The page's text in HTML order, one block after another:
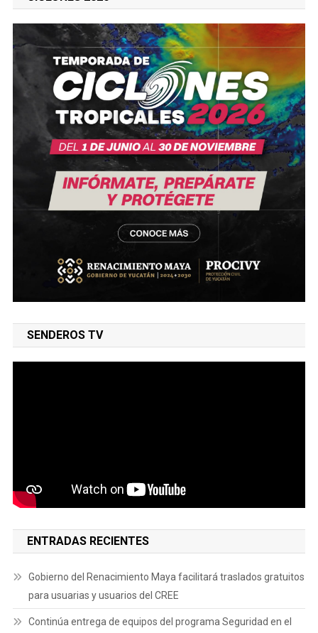
SENDEROS TV
ENTRADAS RECIENTES
Gobierno del Renacimiento Maya facilitará traslados gratuitos
para usuarias y usuarios del CREE
Continúa entrega de equipos del programa Seguridad en el